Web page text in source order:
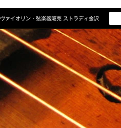
ヴァイオリン・弦楽器販売 ストラディ金沢